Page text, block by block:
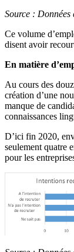
Source :
Ce volume
disent avoir
En matière
Au cours des
création d’une
manque de
connaissances
D’ici fin 2020,
seulement quatre
pour les